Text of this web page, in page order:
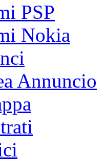
PSP
Nokia
Annuncio